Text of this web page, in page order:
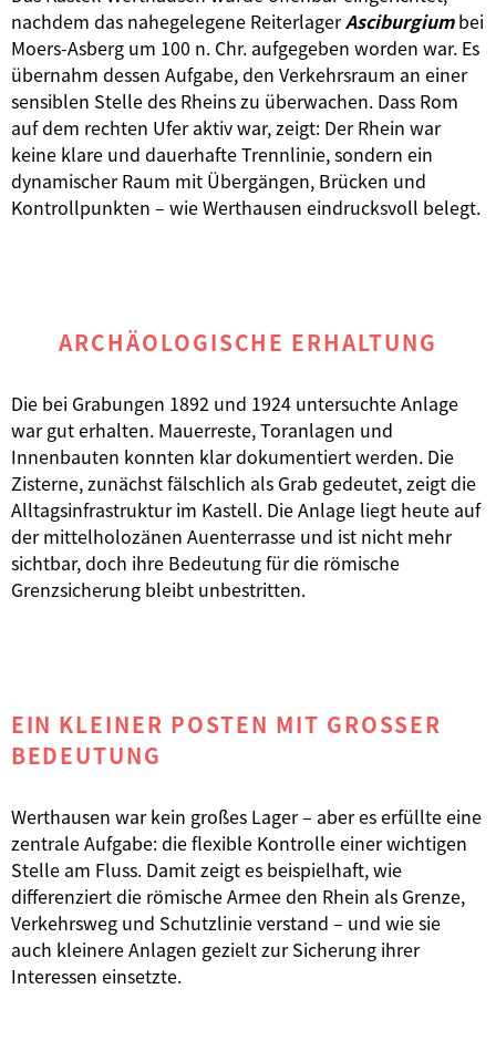
nachdem das nahegelegene ReiterlagerAsciburgiumbei
Moers-Asberg um 100 n. Chr. aufgegeben worden war. Es
übernahm dessen Aufgabe, den Verkehrsraum an einer
sensiblen Stelle des Rheins zu überwachen. Dass Rom
auf dem rechten Ufer aktiv war, zeigt: Der Rhein war
keine klare und dauerhafte Trennlinie, sondern ein
dynamischer Raum mit Übergängen, Brücken und
Kontrollpunkten – wie Werthausen eindrucksvoll belegt.
ARCHÄOLOGISCHE ERHALTUNG
Die bei Grabungen 1892 und 1924 untersuchte Anlage
war gut erhalten. Mauerreste, Toranlagen und
Innenbauten konnten klar dokumentiert werden. Die
Zisterne, zunächst fälschlich als Grab gedeutet, zeigt die
Alltagsinfrastruktur im Kastell. Die Anlage liegt heute auf
der mittelholozänen Auenterrasse und ist nicht mehr
sichtbar, doch ihre Bedeutung für die römische
Grenzsicherung bleibt unbestritten.
EIN KLEINER POSTEN MIT GROSSER B
EDEUTUNG
Werthausen war kein großes Lager – aber es erfüllte eine
zentrale Aufgabe: die flexible Kontrolle einer wichtigen
Stelle am Fluss. Damit zeigt es beispielhaft, wie
differenziert die römische Armee den Rhein als Grenze,
Verkehrsweg und Schutzlinie verstand – und wie sie
auch kleinere Anlagen gezielt zur Sicherung ihrer
Interessen einsetzte.